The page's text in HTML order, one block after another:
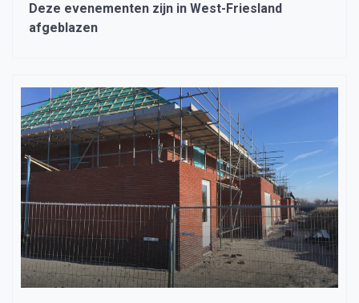
Deze evenementen zijn in West-Friesland
afgeblazen